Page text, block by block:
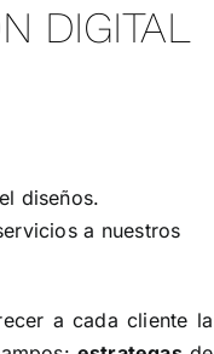
DIGITAL
diseños.
a nuestros
a cada cliente la